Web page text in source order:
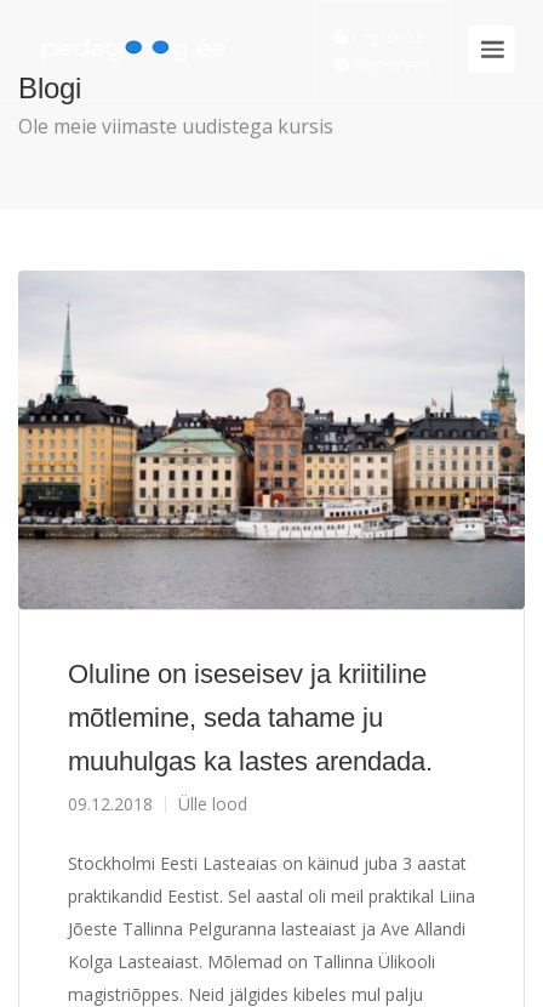
Logi sisse
Blogi
Ole meie viimaste uudistega kursis
Oluline on iseseisev ja kriitiline
mõtlemine, seda tahame ju
muuhulgas ka lastes arendada.
09.12.2018 Ülle lood
Stockholmi Eesti Lasteaias on käinud juba 3 aastat
praktikandid Eestist. Sel aastal oli meil praktikal Liina
Jõeste Tallinna Pelguranna lasteaiast ja Ave Allandi
Kolga Lasteaiast. Mõlemad on Tallinna Ülikooli
magistriõppes. Neid jälgides kibeles mul palju